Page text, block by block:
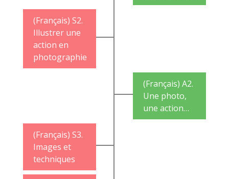
(Français) S2.
Illustrer une
action en
photographie
(Français) A2.
Une photo,
une action…
(Français) S3.
Images et
techniques